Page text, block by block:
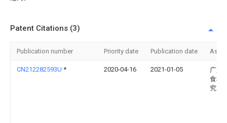
Patent Citations (3)
Publication number Priority date Publication date
CN212282593U * 2020-04-16 2021-01-05
广东
食科
究所